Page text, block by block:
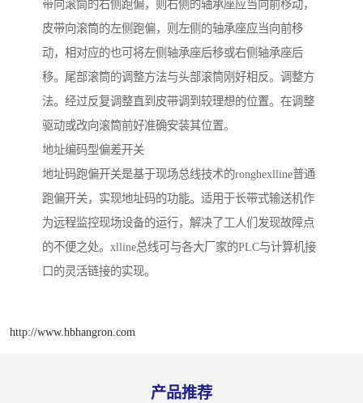
带向滚筒的右侧跑偏，则右侧的轴承座应当向前移动，
皮带向滚筒的左侧跑偏，则左侧的轴承座应当向前移
动，相对应的也可将左侧轴承座后移或右侧轴承座后
移。尾部滚筒的调整方法与头部滚筒刚好相反。调整方
法。经过反复调整直到皮带调到较理想的位置。在调整
驱动或改向滚筒前好准确安装其位置。
地址编码型偏差开关
地址码跑偏开关是基于现场总线技术的ronghexlline普通
跑偏开关，实现地址码的功能。适用于长带式输送机作
为远程监控现场设备的运行，解决了工人们发现故障点
的不便之处。xlline总线可与各大厂家的PLC与计算机接
口的灵活链接的实现。
http://www.hbhangron.com
产品推荐